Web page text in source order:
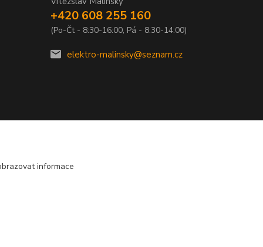
+420 608 255 160
(Po-Čt - 8:30-16:00, Pá - 8:30-14:00)
elektro-malinsky@seznam.cz
informace